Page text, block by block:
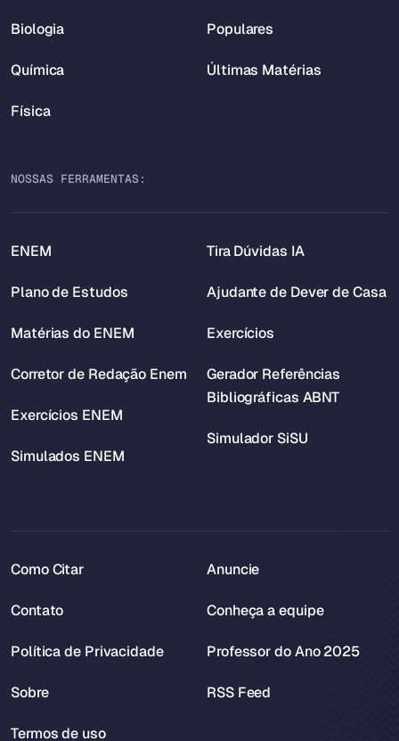
Biologia
Química
Física
Populares
Últimas Matérias
NOSSAS FERRAMENTAS:
ENEM
Plano de Estudos
Matérias do ENEM
Corretor de Redação Enem
Exercícios ENEM
Simulados ENEM
Tira Dúvidas IA
Ajudante de Dever de Casa
Exercícios
Gerador Referências
Bibliográficas ABNT
Simulador SiSU
Como Citar
Contato
Política de Privacidade
Sobre
Termos de uso
Anuncie
Conheça a equipe
Professor do Ano 2025
RSS Feed